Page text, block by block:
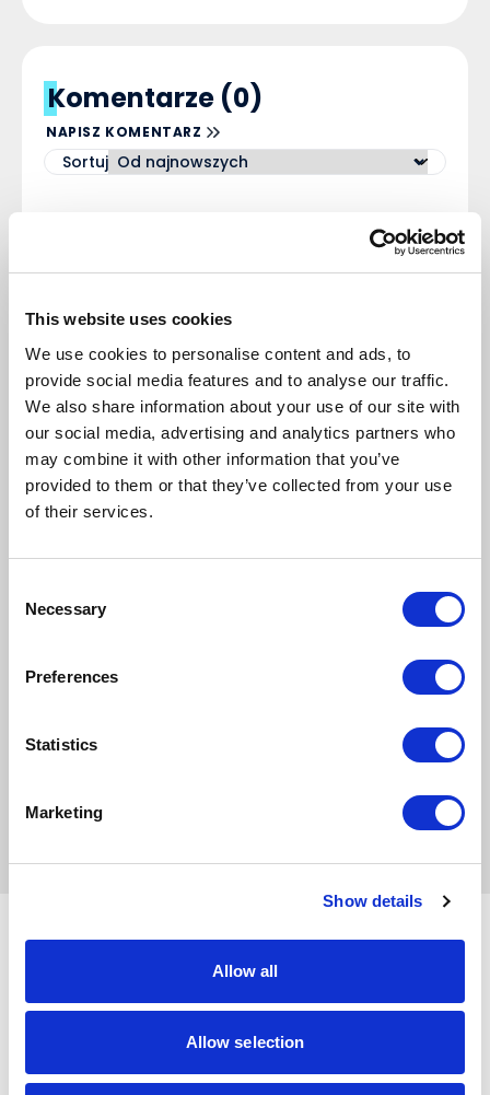
This website uses cookies
We use cookies to personalise content and ads, to
provide social media features and to analyse our traffic.
We also share information about your use of our site with
our social media, advertising and analytics partners who
may combine it with other information that you’ve
provided to them or that they’ve collected from your use
of their services.
Selection
Necessary
Preferences
Statistics
Marketing
Show details
Allow all
Allow selection
Komentarze (0)
NAPISZ KOMENTARZ
Sortuj
Nie ma tutaj jeszcze żadnego
komentarza, bądź pierwszy!
Napisz komentarz